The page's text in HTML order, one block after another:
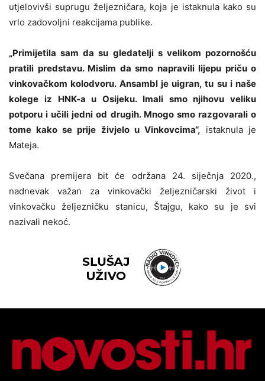
utjelovivši suprugu željezničara, koja je istaknula kako su
vrlo zadovoljni reakcijama publike.
„Primijetila sam da su gledatelji s velikom pozornošću
pratili predstavu. Mislim da smo napravili lijepu priču o
vinkovačkom kolodvoru. Ansambl je uigran, tu su i naše
kolege iz HNK-a u Osijeku. Imali smo njihovu veliku
potporu i učili jedni od drugih. Mnogo smo razgovarali o
tome kako se prije živjelo u Vinkovcima“, istaknula je
Mateja.
Svečana premijera bit će održana 24. siječnja 2020.,
nadnevak važan za vinkovački željezničarski život i
vinkovačku željezničku stanicu, Štajgu, kako su je svi
nazivali nekoć.